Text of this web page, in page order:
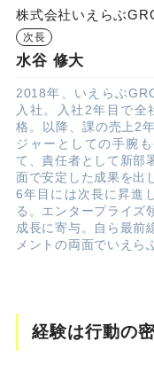
株式会社いえらぶ
次長
水谷 修大
2018年、いえらぶ
入社。入社2年目で全
格。以降、課の売上2
ジャーとしての手腕
て、責任者として新部
面で安定した成果を出
6年目には次長に昇進
る。エンタープライズ
成長に寄与。自ら最前
メントの両面でいえら
経験は行動の